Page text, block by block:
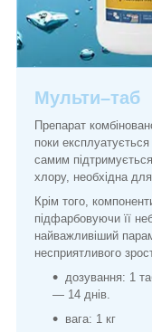
Мульти–таб
Препарат
поки
самим
хлору, необхідна
Крім того,
підфарбовуючи її
найважливіший
несприятливого
дозування: 1
— 14 днів.
вага: 1 кг